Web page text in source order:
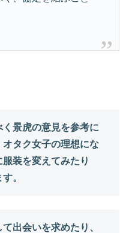
景虎の意見を参考に
タク女子の理想にな
装を変えてみたり
。
出会いを求めたり、